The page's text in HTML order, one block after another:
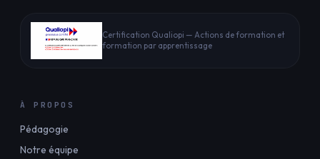
Certification Qualiopi — Actions de formation et
formation par apprentissage
À PROPOS
Pédagogie
Notre équipe